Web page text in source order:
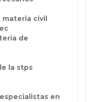
materia civil
de
la stps
en